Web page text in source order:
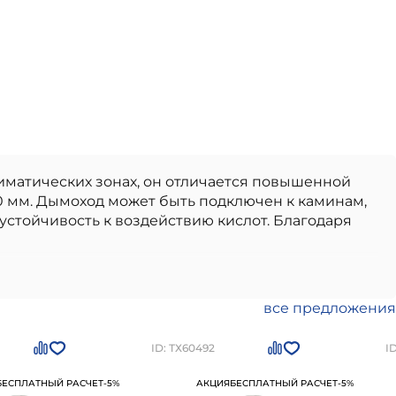
зонах, он отличается повышенной
мм. Дымоход может быть подключен к каминам,
к воздействию кислот. Благодаря
от проверенного производителя,
178642рублей Вы можете
все предложения
РАСЧЕТ-5%
ID: ТХ60492
АКЦИЯБЕСПЛАТНЫЙ РАСЧЕТ-5%